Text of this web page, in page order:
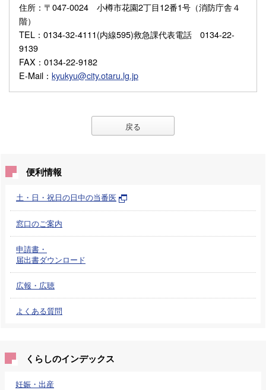
住所 ：〒047-0024 小樽市花園2丁目12番1号（消防庁舎４
階）
TEL ：0134-32-4111(内線595)救急課代表電話 0134-22-
9139
FAX ：0134-22-9182
E-Mail ： kyukyu@city.otaru.lg.jp
戻る
便利情報
土・日・祝日の日中の当番医
窓口のご案内
申請書・
届出書ダウンロード
広報・広聴
よくある質問
くらしのインデックス
妊娠・出産